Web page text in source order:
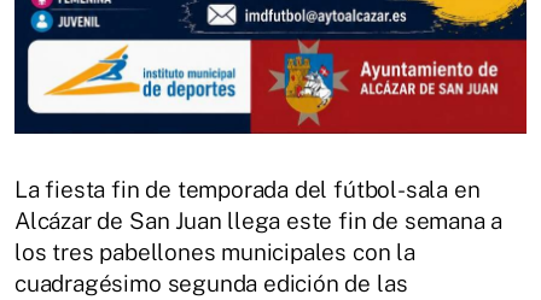
La fiesta fin de temporada del fútbol-sala en
Alcázar de San Juan llega este fin de semana a
los tres pabellones municipales con la
cuadragésimo segunda edición de las